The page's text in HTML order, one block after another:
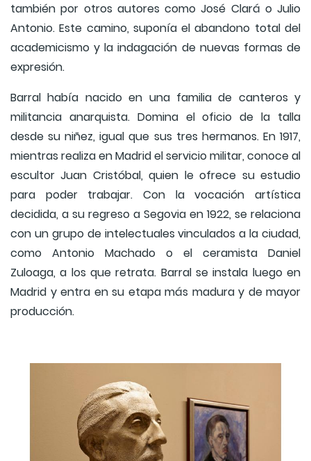
también por otros autores como José Clará o Julio
Antonio. Este camino, suponía el abandono total del
academicismo y la indagación de nuevas formas de
expresión.
Barral había nacido en una familia de canteros y
militancia anarquista. Domina el oficio de la talla
desde su niñez, igual que sus tres hermanos. En 1917,
mientras realiza en Madrid el servicio militar, conoce al
escultor Juan Cristóbal, quien le ofrece su estudio
para poder trabajar. Con la vocación artística
decidida, a su regreso a Segovia en 1922, se relaciona
con un grupo de intelectuales vinculados a la ciudad,
como Antonio Machado o el ceramista Daniel
Zuloaga, a los que retrata. Barral se instala luego en
Madrid y entra en su etapa más madura y de mayor
producción.